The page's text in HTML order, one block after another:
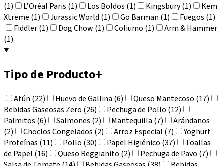
(1)
L’Oréal Paris (1) Los Boldos (1) Kingsbury (1)
Kem
Xtreme (1)
Jurassic World (1) Go Barman (1)
Fuegos (1)
Fiddler (1)
Dog Chow (1) Coliumo (1)
Arm & Hammer
(1)
Tipo de Producto+
Atún (22) Huevo de Gallina (6)
Queso Mantecoso (17)
Bebidas Gaseosas Zero (26)
Pechuga de Pollo (12)
Palmitos (6)
Salmones (2) Mantequilla (7)
Arándanos
(2)
Choclos Congelados (2) Arroz Especial (7)
Yoghurt
Proteínas (11)
Pollo (30) Papel Higiénico (37)
Toallas
de Papel (16)
Queso Reggianito (2)
Pechuga de Pavo (7)